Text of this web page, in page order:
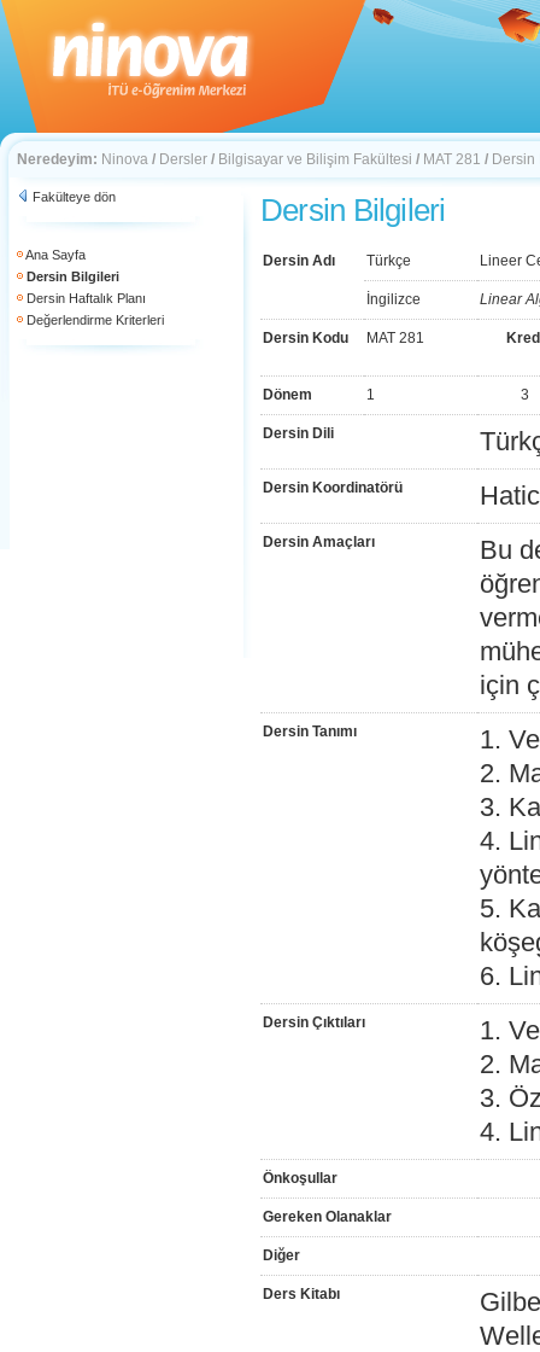
Neredeyim: Ninova / Dersler / Bilgisayar ve Bilişim Fakültesi / MAT 281 / Dersin
Fakülteye dön
Ana Sayfa
Dersin Bilgileri
Dersin Haftalık Planı
Değerlendirme Kriterleri
Dersin Bilgileri
Dersin Adı Türkçe Lineer
İngilizce Linear
Dersin Kodu MAT 281
Dönem 1 3
Dersin Dili
Dersin Koordinatörü
Dersin Amaçları
Bu
için
Dersin Tanımı
1.
2.
3.
4.
5.
6.
Dersin Çıktıları
1.
2.
3.
4.
Önkoşullar
Gereken Olanaklar
Diğer
Ders Kitabı